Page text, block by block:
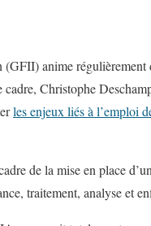
anime
cadre, Christophe
les enjeux liés à l’emploi
de la mise en place
traitement, analyse et